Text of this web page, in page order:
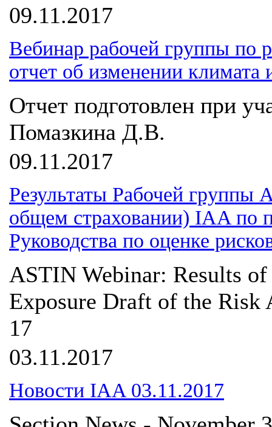
09.11.2017
Вебинар рабочей группы по
отчет об изменении климата
Отчет подготовлен при
Помазкина Д.В.
09.11.2017
Результаты Рабочей группы
общем страховании) IAA по
Руководства по оценке
ASTIN Webinar: Results
Exposure Draft of the Risk
17
03.11.2017
Новости IAA 03.11.2017